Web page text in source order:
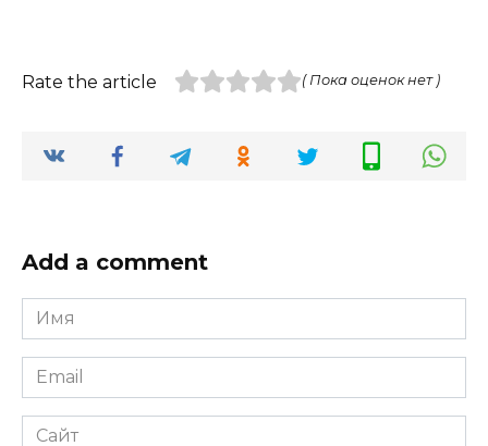
Rate the article ( Пока оценок нет )
Add a comment
Имя
*
Email
*
Сайт